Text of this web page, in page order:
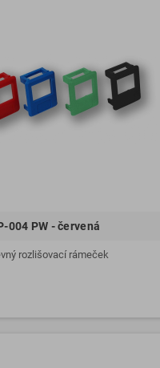
004 PW - červená
rozlišovací rámeček